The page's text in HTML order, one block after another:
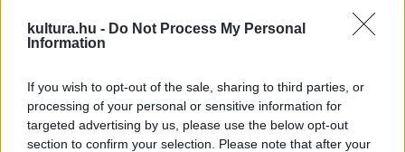
kultura.hu - Do Not Process My Personal
Information
If you wish to opt-out of the sale, sharing to third parties, or
processing of your personal or sensitive information for
targeted advertising by us, please use the below opt-out
section to confirm your selection. Please note that after your
járvány előtt – mondta el Bartyzel. Beszámolt arról is, hogy
nőtt a lengyel látogatók aránya, kevesebb a külföldi vendég.
szomszédságában zajló háborútól való félelem van
hatással” – tette hozzá, utalva az ukrajnai helyzetre.